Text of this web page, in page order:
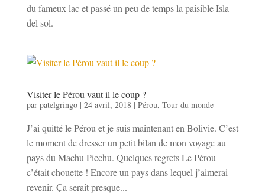
du fameux lac et passé un peu de temps la paisible Isla
del sol.
Visiter le Pérou vaut il le coup ?
par patelgringo| 24 avril, 2018| Pérou, Tour du monde
J’ai quitté le Pérou et je suis maintenant en Bolivie. C’est
le moment de dresser un petit bilan de mon voyage au
pays du Machu Picchu. Quelques regrets Le Pérou
c’était chouette ! Encore un pays dans lequel j’aimerai
revenir. Ça serait presque...